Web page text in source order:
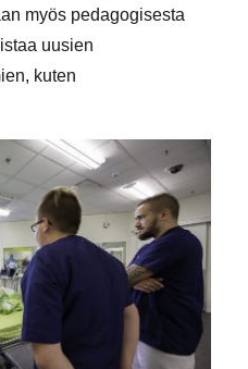
myös pedagogisesta
uusien
kuten